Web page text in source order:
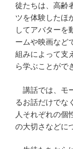
徒たちは、高齢
ツを体験したほ
してアバターを
ームや映画など
組みによって支
ら学ぶことがで
講話では、モ
るお話だけでな
人それぞれの個
の大切さなどに